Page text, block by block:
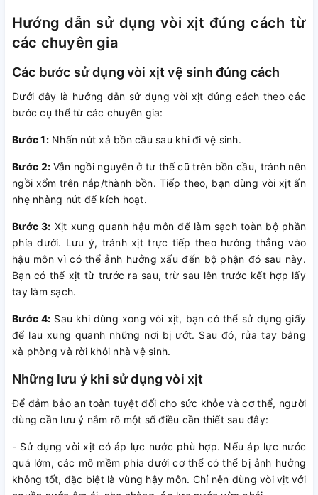
Hướng dẫn sử dụng vòi xịt đúng cách từ
các chuyên gia
Các bước sử dụng vòi xịt vệ sinh đúng cách
Dưới đây là hướng dẫn sử dụng vòi xịt đúng cách theo các
bước cụ thể từ các chuyên gia:
Bước 1:Nhấn nút xả bồn cầu sau khi đi vệ sinh.
Bước 2: Vẫn ngồi nguyên ở tư thế cũ trên bồn cầu, tránh nên
ngồi xổm trên nắp/thành bồn. Tiếp theo, bạn dùng vòi xịt ấn
nhẹ nhàng nút để kích hoạt.
Bước 3: Xịt xung quanh hậu môn để làm sạch toàn bộ phần
phía dưới. Lưu ý, tránh xịt trực tiếp theo hướng thẳng vào
hậu môn vì có thể ảnh hưởng xấu đến bộ phận đó sau này.
Bạn có thể xịt từ trước ra sau, trừ sau lên trước kết hợp lấy
tay làm sạch.
Bước 4: Sau khi dùng xong vòi xịt, bạn có thể sử dụng giấy
để lau xung quanh những nơi bị ướt. Sau đó, rửa tay bằng
xà phòng và rời khỏi nhà vệ sinh.
Những lưu ý khi sử dụng vòi xịt
Để đảm bảo an toàn tuyệt đối cho sức khỏe và cơ thể, người
dùng cần lưu ý nắm rõ một số điều cần thiết sau đây:
- Sử dụng vòi xịt có áp lực nước phù hợp. Nếu áp lực nước
quá lớm, các mô mềm phía dưới cơ thể có thể bị ảnh hưởng
không tốt, đặc biệt là vùng hậy môn. Chỉ nên dùng vòi vịt với